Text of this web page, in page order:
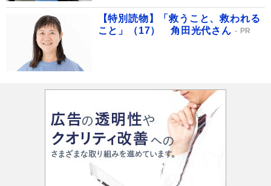
【特別読物】「救うこと、救われる
こと」（17） 角田光代さん
PR